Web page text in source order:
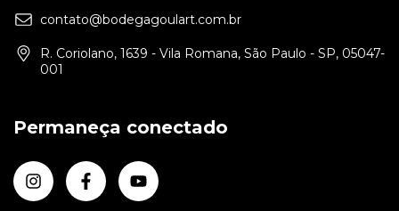
contato@bodegagoulart.com.br
R. Coriolano, 1639 - Vila Romana, São Paulo - SP, 05047-
001
Permaneça conectado